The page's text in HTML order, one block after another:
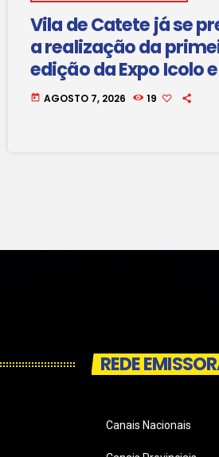
Vila de Catete já se
a realização da
edição da Expo Icolo
today AGOSTO 7, 2026 19
REDE
Canais Nacionais